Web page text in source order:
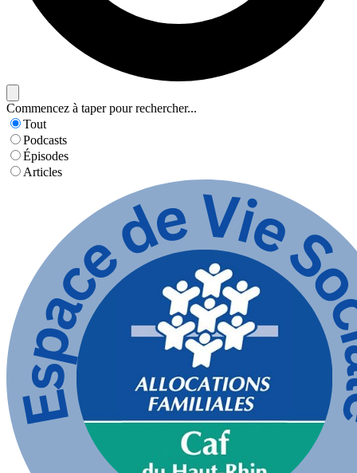
Commencez à taper pour rechercher...
Tout
Podcasts
Épisodes
Articles